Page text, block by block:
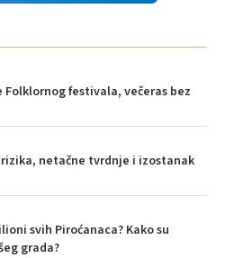
festivala, večeras bez
rizika, netačne tvrdnje i izostanak
svih Piroćanaca? Kako su
grada?